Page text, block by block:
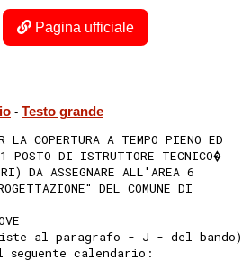
Pagina ufficiale
- Testo grande
LA COPERTURA A TEMPO PIENO ED
POSTO DI ISTRUTTORE TECNICO�
DA ASSEGNARE ALL'AREA 6
DEL COMUNE DI
al paragrafo - J - del bando)
calendario: